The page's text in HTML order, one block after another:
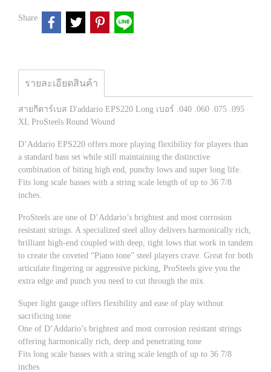
Share
รายละเอียดสินค้า
สายกีตาร์เบส D'addario EPS220 Long เบอร์ .040 .060 .075 .095
XL ProSteels Round Wound
D’Addario EPS220 offers more playing flexibility for players than
a standard bass set while still maintaining the distinctive
combination of biting high end, punchy lows and super long life.
Fits long scale basses with a string scale length of up to 36 7/8
inches.
ProSteels are one of D’Addario’s brightest and most corrosion
resistant strings. A specialized steel alloy delivers harmonically rich,
brilliant high-end coupled with deep, tight lows that work in tandem
to create the coveted “Piano tone” steel players crave. Great for both
articulate fingering or aggressive picking, ProSteels give you the
extra edge and punch you need to cut through the mix.
Super light gauge offers flexibility and ease of play without
sacrificing tone
One of D’Addario’s brightest and most corrosion resistant strings
offering harmonically rich, deep and penetrating tone
Fits long scale basses with a string scale length of up to 36 7/8
inches